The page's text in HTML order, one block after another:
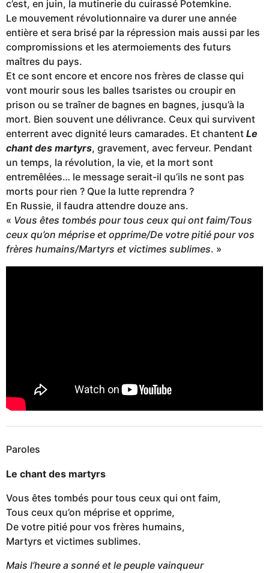
c’est, en juin, la mutinerie du cuirassé Potemkine.
Le mouvement révolutionnaire va durer une année
entière et sera brisé par la répression mais aussi par les
compromissions et les atermoiements des futurs
maîtres du pays.
Et ce sont encore et encore nos frères de classe qui
vont mourir sous les balles tsaristes ou croupir en
prison ou se traîner de bagnes en bagnes, jusqu’à la
mort. Bien souvent une délivrance. Ceux qui survivent
enterrent avec dignité leurs camarades. Et chantent Le
chant des martyrs, gravement, avec ferveur. Pendant
un temps, la révolution, la vie, et la mort sont
entremêlées… le message serait-il qu’ils ne sont pas
morts pour rien ? Que la lutte reprendra ?
En Russie, il faudra attendre douze ans.
« Vous êtes tombés pour tous ceux qui ont faim/Tous
ceux qu’on méprise et opprime/De votre pitié pour vos
frères humains/Martyrs et victimes sublimes. »
Paroles
Le chant des martyrs
Vous êtes tombés pour tous ceux qui ont faim,
Tous ceux qu’on méprise et opprime,
De votre pitié pour vos frères humains,
Martyrs et victimes sublimes.
Mais l’heure a sonné et le peuple vainqueur